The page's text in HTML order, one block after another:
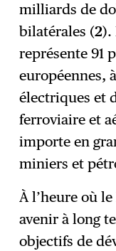
milliards de
bilatérales (2).
représente 91
européennes,
électriques et
ferroviaire et
importe en
miniers et
À l’heure où
avenir à long
objectifs de